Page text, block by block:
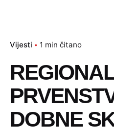
Vijesti 1 min čitano
DOBNE